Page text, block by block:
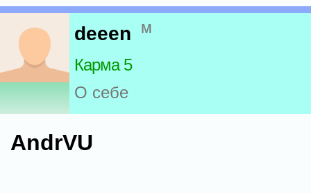
deeen м
Карма 5
О себе
AndrVU